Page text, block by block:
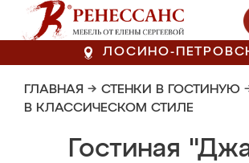
ЛОСИНО-
ГЛАВНАЯ → СТЕНКИ В ГОСТИНУЮ
В КЛАССИЧЕСКОМ СТИЛЕ
Гостиная